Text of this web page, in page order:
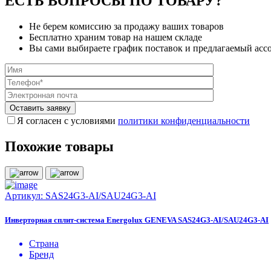
Не берем комиссию за продажу ваших товаров
Бесплатно храним товар на нашем складе
Вы сами выбираете график поставок и предлагаемый
Я согласен с условиями политики конфиденциальности
Похожие товары
Артикул: SAS24G3-AI/SAU24G3-AI
Инверторная сплит-система Energolux GENEVA SAS24G3-AI/SAU24G3-AI
Страна
Бренд